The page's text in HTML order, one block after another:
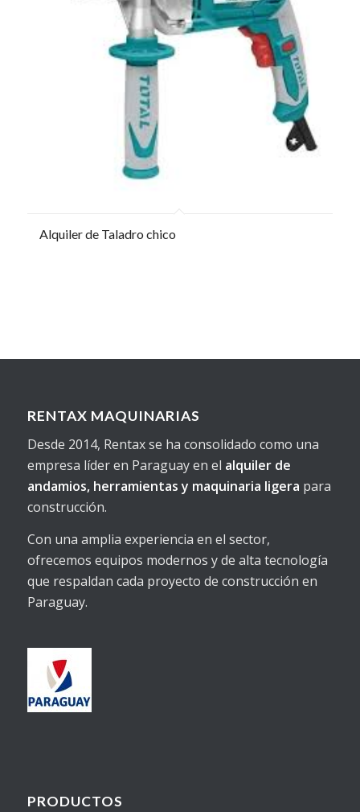
Alquiler de Taladro chico
RENTAX MAQUINARIAS
Desde 2014, Rentax se ha consolidado como una
empresa líder en Paraguay en el alquiler de
andamios, herramientas y maquinaria ligera para
construcción.
Con una amplia experiencia en el sector,
ofrecemos equipos modernos y de alta tecnología
que respaldan cada proyecto de construcción en
Paraguay.
PRODUCTOS